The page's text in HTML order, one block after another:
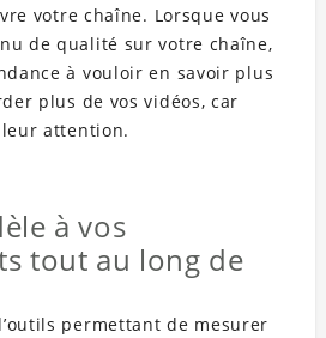
votre chaîne. Lorsque vous
de qualité sur votre chaîne,
à vouloir en savoir plus
plus de vos vidéos, car
attention.
à vos
tout au long de
permettant de mesurer